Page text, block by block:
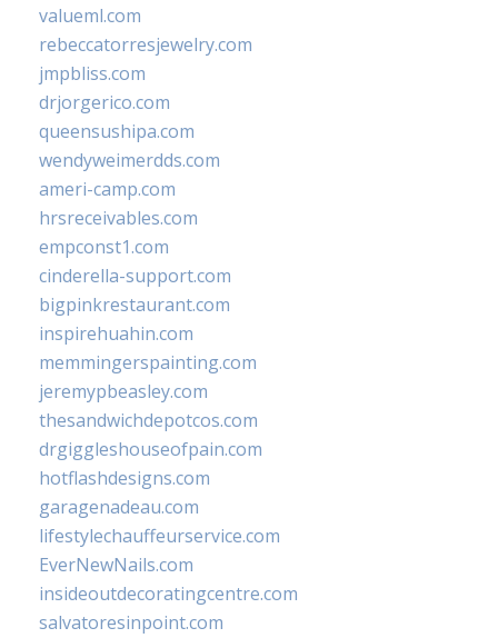
valueml.com
rebeccatorresjewelry.com
jmpbliss.com
drjorgerico.com
queensushipa.com
wendyweimerdds.com
ameri-camp.com
hrsreceivables.com
empconst1.com
cinderella-support.com
bigpinkrestaurant.com
inspirehuahin.com
memmingerspainting.com
jeremypbeasley.com
thesandwichdepotcos.com
drgiggleshouseofpain.com
hotflashdesigns.com
garagenadeau.com
lifestylechauffeurservice.com
EverNewNails.com
insideoutdecoratingcentre.com
salvatoresinpoint.com